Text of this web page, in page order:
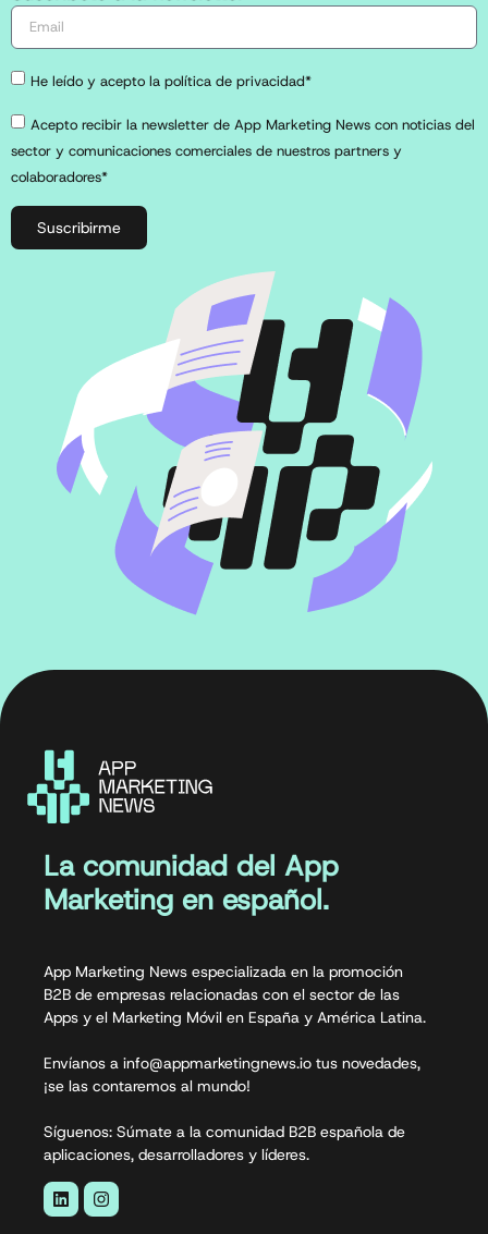
He leído y acepto la política de privacidad*
Acepto recibir la newsletter de App Marketing News con noticias del
sector y comunicaciones comerciales de nuestros partners y
colaboradores*
Suscribirme
La comunidad del App
Marketing en español.
App Marketing News especializada en la promoción
B2B de empresas relacionadas con el sector de las
Apps y el Marketing Móvil en España y América Latina.
Envíanos a info@appmarketingnews.io tus novedades,
¡se las contaremos al mundo!
Síguenos: Súmate a la comunidad B2B española de
aplicaciones, desarrolladores y líderes.